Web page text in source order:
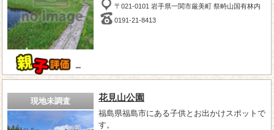
－
〒021-0101 岩手県一関市厳美町 祭畤山国有林内
0191-21-8413
現地未調査 花見山公園
福島県福島市にある子供とお出かけスポットで
す。